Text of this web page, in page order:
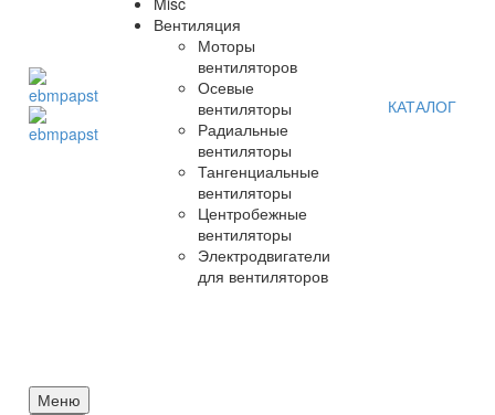
Вентиляция
Моторы
вентиляторов
Осевые
вентиляторы
Радиальные
вентиляторы
Тангенциальные
вентиляторы
Центробежные
вентиляторы
Электродвигатели
для вентиляторов
КАТАЛОГ
Меню